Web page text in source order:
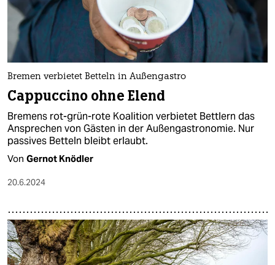
Bremen verbietet Betteln in Außengastro
Cappuccino ohne Elend
Bremens rot-grün-rote Koalition verbietet Bettlern das
Ansprechen von Gästen in der Außengastronomie. Nur
passives Betteln bleibt erlaubt.
Von Gernot Knödler
20.6.2024